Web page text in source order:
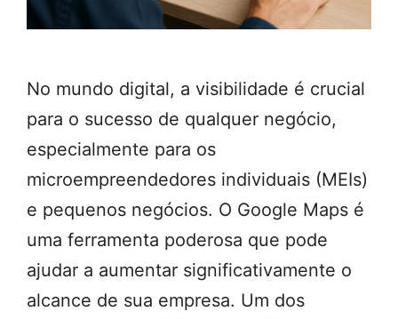
No mundo digital, a visibilidade é crucial
para o sucesso de qualquer negócio,
especialmente para os
microempreendedores individuais (MEIs)
e pequenos negócios. O Google Maps é
uma ferramenta poderosa que pode
ajudar a aumentar significativamente o
alcance de sua empresa. Um dos